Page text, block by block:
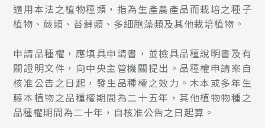
適用本法之植物種類，指為生產農產品而栽培之種子
植物、蕨類、苔蘚類、多細胞藻類及其他栽培植物。
申請品種權，應填具申請書，並檢具品種說明書及有
關證明文件，向中央主管機關提出。品種權申請案自
核准公告之日起，發生品種權之效力。木本或多年生
藤本植物之品種權期間為二十五年，其他植物物種之
品種權期間為二十年，自核准公告之日起算。